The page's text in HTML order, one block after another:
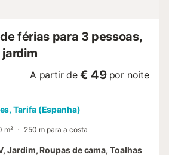
férias para 3 pessoas,
A partir de € 49 por noite
Tarifa (Espanha)
m² 250 m para a costa
Jardim, Roupas de cama, Toalhas